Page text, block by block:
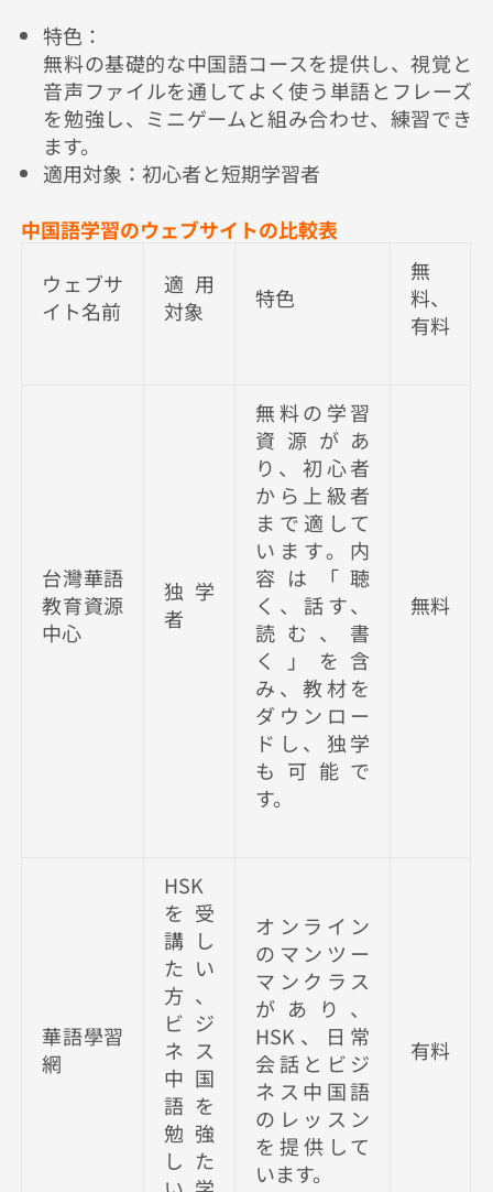
特色：
無料の基礎的な中国語コースを提供し、視覚と
音声ファイルを通してよく使う単語とフレーズ
を勉強し、ミニゲームと組み合わせ、練習でき
ます。
適用対象：初心者と短期学習者
中国語学習のウェブサイトの比較表
ウェブサ
イト名前
適用
対象
特色
無
料、
有料
台灣華語
教育資源
中心
独学
者
無料の学習
資源があ
り、初心者
から上級者
まで適して
います。内
容は「聴
く、話す、
読む、書
く」を含
み、教材を
ダウンロー
ドし、独学
も可能で
す。
無料
華語學習
網
HSK
を受
講し
たい
方、
ビジ
ネス
中国
語を
勉強
した
オンライン
のマンツー
マンクラス
があり、
HSK、日常
会話とビジ
ネス中国語
のレッスン
を提供して
います。
有料